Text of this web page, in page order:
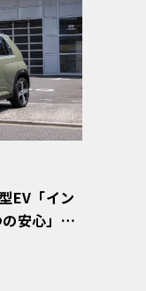
EV「イン
安心」
Hyunda